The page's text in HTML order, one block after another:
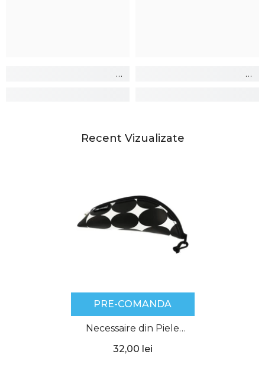
Recent Vizualizate
PRE-COMANDA
Necessaire din Piele
Sintetică, Motiv Just
32,00 lei